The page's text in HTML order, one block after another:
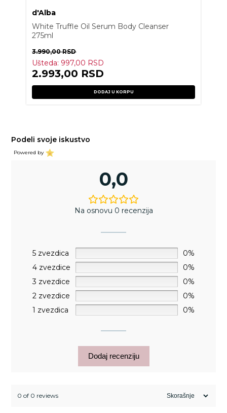
d'Alba
White Truffle Oil Serum Body Cleanser
275ml
3.990,00RSD
Ušteda: 997,00 RSD
2.993,00 RSD
DODAJ U KORPU
Podeli svoje iskustvo
Powered by
0,0
Na osnovu 0 recenzija
5 zvezdica
0%
4 zvezdice
0%
3 zvezdice
0%
2 zvezdice
0%
1 zvezdica
0%
Dodaj recenziju
0 of 0 reviews